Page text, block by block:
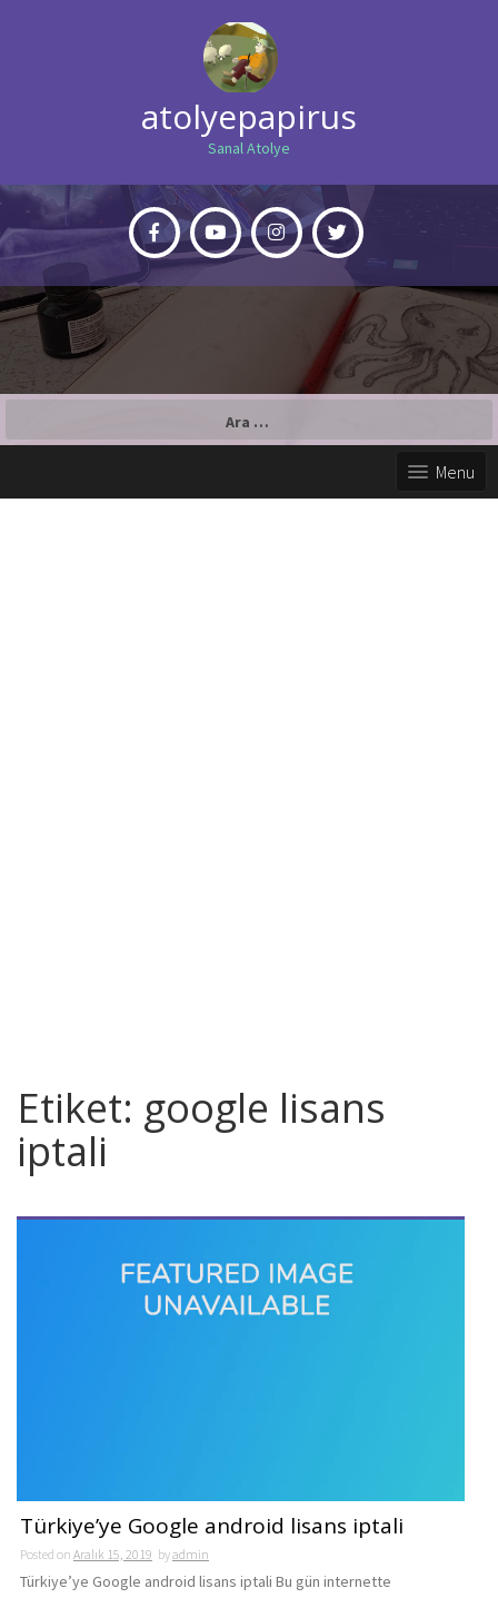
atolyepapirus
Sanal Atolye
Menu
Etiket: google lisans
iptali
Türkiye’ye Google android lisans iptali
Posted on Aralık 15, 2019 byadmin
Türkiye’ye Google android lisans iptali Bu gün internette